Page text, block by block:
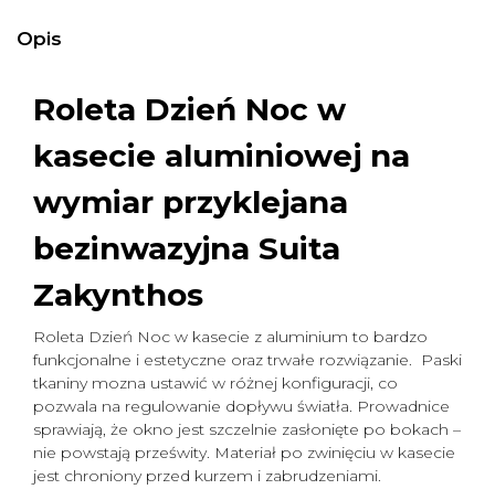
Opis
Roleta Dzień Noc w
kasecie aluminiowej na
wymiar przyklejana
bezinwazyjna Suita
Zakynthos
Roleta Dzień Noc w kasecie z aluminium to bardzo
funkcjonalne i estetyczne oraz trwałe rozwiązanie. Paski
tkaniny mozna ustawić w różnej konfiguracji, co
pozwala na regulowanie dopływu światła. Prowadnice
sprawiają, że okno jest szczelnie zasłonięte po bokach –
nie powstają prześwity. Materiał po zwinięciu w kasecie
jest chroniony przed kurzem i zabrudzeniami.